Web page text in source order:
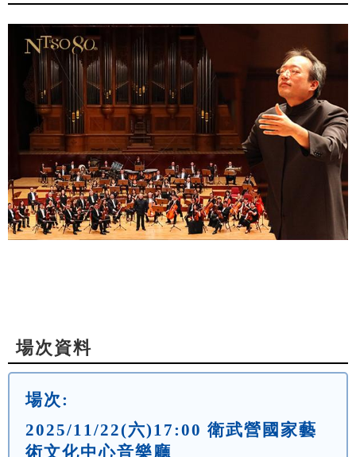
場次資料
場次:
2025/11/22(六)17:00 衛武營國家藝
術文化中心音樂廳